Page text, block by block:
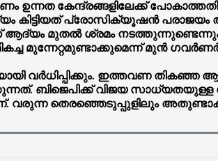
ഉന്നത കേന്ദ്രങ്ങളിലേക്ക്
കിട്ടിയത് പ്രോസിക്യൂഷൻ
മുതൽ ശ്രമം
മുന്നേറ്റമുണ്ടാക്കുമെന്ന് മുൻ
വർധിപ്പിക്കും. ഇത്തവണ
ബിജെപിക്ക് വിജയ
വരുന്ന തെരഞ്ഞെടുപ്പുളിലും